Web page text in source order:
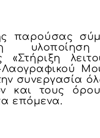
παρούσας
«Στήριξη
Λαογραφικού
συνεργασία
και τους
επόμενα.